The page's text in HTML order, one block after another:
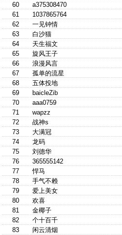
60
a375308470
61
1037865764
62
一见钟情
63
白沙猫
64
天生福文
65
旋风王子
66
浪漫风言
67
孤单的流星
68
五体投地
69
baicleZib
70
aaa0759
71
wapzz
72
战神s
73
大满冠
74
龙码
75
刘德华
76
365555142
77
悍马
78
手气不赖
79
爱上美女
80
欢喜
81
金椰子
82
个十百千
83
闲云清烟